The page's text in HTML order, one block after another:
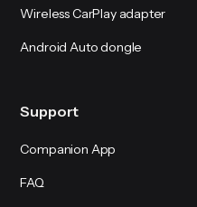
Wireless CarPlay adapter
Android Auto dongle
Support
Companion App
FAQ